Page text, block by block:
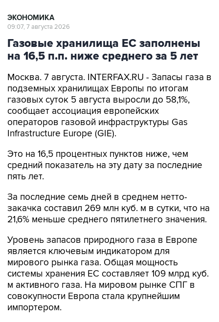
ЭКОНОМИКА
09:07, 7 августа 2026
Газовые хранилища ЕС заполнены
на 16,5 п.п. ниже среднего за 5 лет
Москва. 7 августа. INTERFAX.RU - Запасы газа в
подземных хранилищах Европы по итогам
газовых суток 5 августа выросли до 58,1%,
сообщает ассоциация европейских
операторов газовой инфраструктуры Gas
Infrastructure Europe (GIE).
Это на 16,5 процентных пунктов ниже, чем
средний показатель на эту дату за последние
пять лет.
За последние семь дней в среднем нетто-
закачка составил 269 млн куб. м в сутки, что на
21,6% меньше среднего пятилетнего значения.
Уровень запасов природного газа в Европе
является ключевым индикатором для
мирового рынка газа. Общая мощность
системы хранения ЕС составляет 109 млрд куб.
м активного газа. На мировом рынке СПГ в
совокупности Европа стала крупнейшим
импортером.